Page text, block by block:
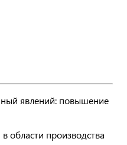
явлений: повышение
области производства